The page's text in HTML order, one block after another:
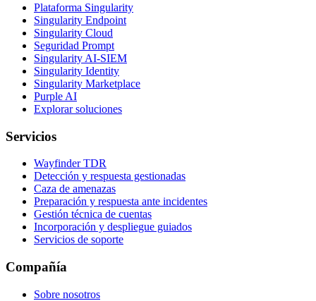
Plataforma Singularity
Singularity Endpoint
Singularity Cloud
Seguridad Prompt
Singularity AI-SIEM
Singularity Identity
Singularity Marketplace
Purple AI
Explorar soluciones
Servicios
Wayfinder TDR
Detección y respuesta gestionadas
Caza de amenazas
Preparación y respuesta ante incidentes
Gestión técnica de cuentas
Incorporación y despliegue guiados
Servicios de soporte
Compañía
Sobre nosotros